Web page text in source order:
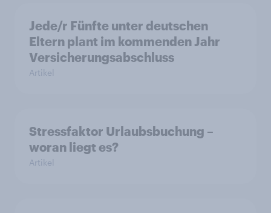
Jede/r Fünfte unter deutschen
Eltern plant im kommenden Jahr
Versicherungsabschluss
Artikel
Stressfaktor Urlaubsbuchung –
woran liegt es?
Artikel